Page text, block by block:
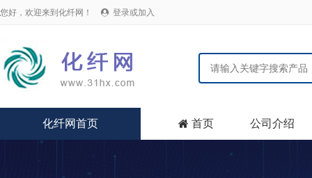
您好，欢迎来到化纤网！  登录或加入
化纤网首页  首页 公司介绍